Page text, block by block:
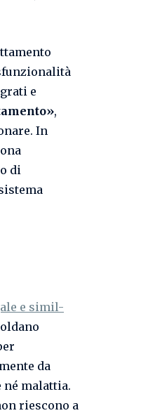
e
,
In
di
e simil-
da
né malattia.
riescono a